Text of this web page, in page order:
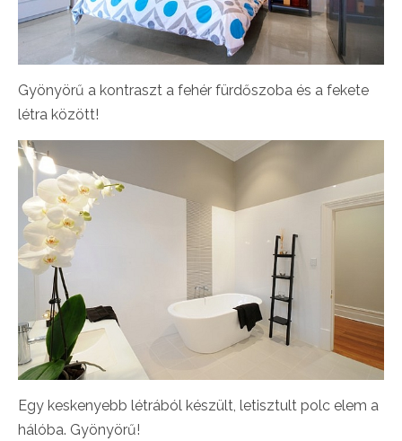
Gyönyörű a kontraszt a fehér fürdőszoba és a fekete
létra között!
Egy keskenyebb létrából készült, letisztult polc elem a
hálóba. Gyönyörű!